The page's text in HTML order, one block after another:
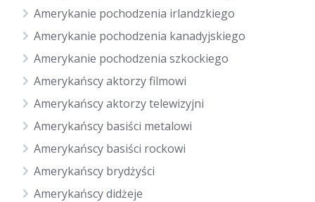
Amerykanie pochodzenia irlandzkiego
Amerykanie pochodzenia kanadyjskiego
Amerykanie pochodzenia szkockiego
Amerykańscy aktorzy filmowi
Amerykańscy aktorzy telewizyjni
Amerykańscy basiści metalowi
Amerykańscy basiści rockowi
Amerykańscy brydżyści
Amerykańscy didżeje